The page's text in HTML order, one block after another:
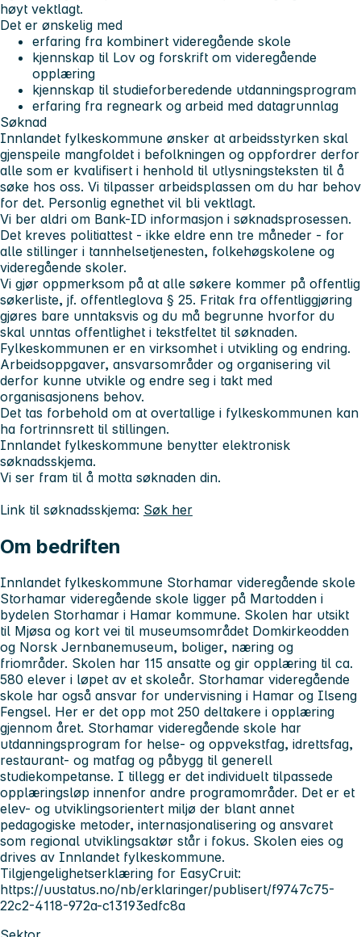
høyt vektlagt.
Det er ønskelig med
erfaring fra kombinert videregående skole
kjennskap til Lov og forskrift om videregående
opplæring
kjennskap til studieforberedende utdanningsprogram
erfaring fra regneark og arbeid med datagrunnlag
Søknad
Innlandet fylkeskommune ønsker at arbeidsstyrken skal
gjenspeile mangfoldet i befolkningen og oppfordrer derfor
alle som er kvalifisert i henhold til utlysningsteksten til å
søke hos oss. Vi tilpasser arbeidsplassen om du har behov
for det. Personlig egnethet vil bli vektlagt.
Vi ber aldri om Bank-ID informasjon i søknadsprosessen.
Det kreves politiattest - ikke eldre enn tre måneder - for
alle stillinger i tannhelsetjenesten, folkehøgskolene og
videregående skoler.
Vi gjør oppmerksom på at alle søkere kommer på offentlig
søkerliste, jf. offentleglova § 25. Fritak fra offentliggjøring
gjøres bare unntaksvis og du må begrunne hvorfor du
skal unntas offentlighet i tekstfeltet til søknaden.
Fylkeskommunen er en virksomhet i utvikling og endring.
Arbeidsoppgaver, ansvarsområder og organisering vil
derfor kunne utvikle og endre seg i takt med
organisasjonens behov.
Det tas forbehold om at overtallige i fylkeskommunen kan
ha fortrinnsrett til stillingen.
Innlandet fylkeskommune benytter elektronisk
søknadsskjema.
Vi ser fram til å motta søknaden din.
Link til søknadsskjema: Søk her
Om bedriften
Innlandet fylkeskommune Storhamar videregående skole
Storhamar videregående skole ligger på Martodden i
bydelen Storhamar i Hamar kommune. Skolen har utsikt
til Mjøsa og kort vei til museumsområdet Domkirkeodden
og Norsk Jernbanemuseum, boliger, næring og
friområder. Skolen har 115 ansatte og gir opplæring til ca.
580 elever i løpet av et skoleår. Storhamar videregående
skole har også ansvar for undervisning i Hamar og Ilseng
Fengsel. Her er det opp mot 250 deltakere i opplæring
gjennom året. Storhamar videregående skole har
utdanningsprogram for helse- og oppvekstfag, idrettsfag,
restaurant- og matfag og påbygg til generell
studiekompetanse. I tillegg er det individuelt tilpassede
opplæringsløp innenfor andre programområder. Det er et
elev- og utviklingsorientert miljø der blant annet
pedagogiske metoder, internasjonalisering og ansvaret
som regional utviklingsaktør står i fokus. Skolen eies og
drives av Innlandet fylkeskommune.
Tilgjengelighetserklæring for EasyCruit:
https://uustatus.no/nb/erklaringer/publisert/f9747c75-
22c2-4118-972a-c13193edfc8a